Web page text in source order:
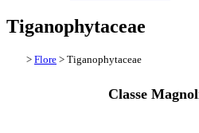
Tiganophytaceae
> Flore > Tiganophytaceae
Classe